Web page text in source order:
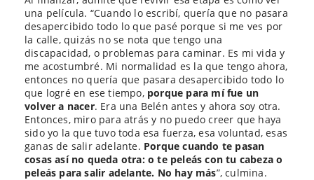
una película. “Cuando lo escribí, quería que no pasara
desapercibido todo lo que pasé porque si me ves por
la calle, quizás no se nota que tengo una
discapacidad, o problemas para caminar. Es mi vida y
me acostumbré. Mi normalidad es la que tengo ahora,
entonces no quería que pasara desapercibido todo lo
que logré en ese tiempo, porque para mí fue un
volver a nacer. Era una Belén antes y ahora soy otra.
Entonces, miro para atrás y no puedo creer que haya
sido yo la que tuvo toda esa fuerza, esa voluntad, esas
ganas de salir adelante. Porque cuando te pasan
cosas así no queda otra: o te peleás con tu cabeza o
peleás para salir adelante. No hay más”, culmina.